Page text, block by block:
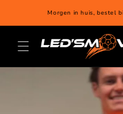
Morgen in huis, bestel
Directement
au contenu